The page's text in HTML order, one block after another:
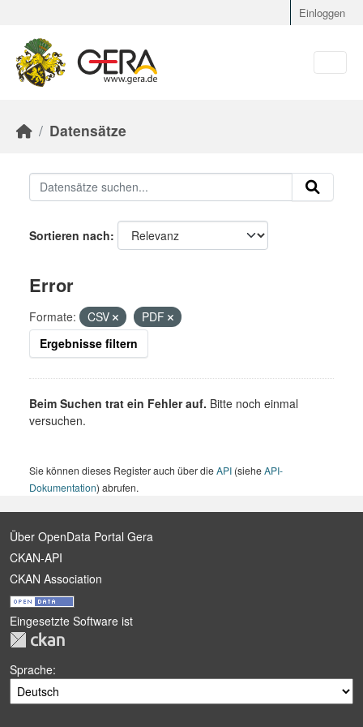
Einloggen
Datensätze
Sortieren nach
Error
Formate: CSV
PDF
Ergebnisse filtern
Beim Suchen trat ein Fehler auf. Bitte noch einmal
versuchen.
Sie können dieses Register auch über dieAPI (sieheAPI-
Dokumentation) abrufen.
Über OpenData Portal Gera
CKAN-API
CKAN Association
Eingesetzte Software ist
Sprache